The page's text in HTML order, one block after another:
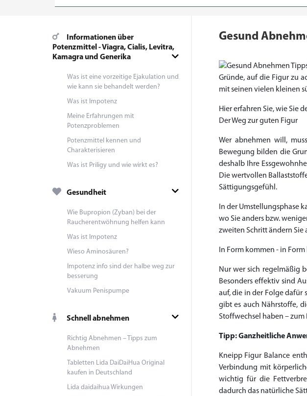
Informationen über
Potenzmittel - Viagra, Cialis, Levitra,
Kamagra und Generika
Was ist eine vorzeitige Ejakulation und
wie kann sie behandelt werden?
Was ist Impotenz
Meine Erfahrungen mit
Potenzproblemen
Potenzmittel kennen und
Charakterisieren
Was ist Priligy und wie wirkt es?
Gesundheit
Wie Bupropion (Zyban) bei der
Raucherentwöhnung helfen kann
Was ist Impotenz
Wieso Aminosäuren?
Impotenz info sind der halbe weg zur
besserung
Vakuum Penispumpe
Schnell abnehmen
Richtig Abnehmen – Tipps zum
Abnehmen
Tabletten Lida DaiDaiHua Original
kaufen in Deutschland
Lida daidaihua Wirkungen
Gesund
Gründe, auf die Figur zu
mit seinen vielen kleinen
Hier erfahren Sie, wie Sie
Der Weg zur guten Figur
Wer abnehmen will,
Bewegung bilden die
deshalb Ihre
Die wertvollen
Sättigungsgefühl.
In der Umstellungsphase
wo Sie anders bzw.
zweiten Schritt ändern Sie
In Form kommen - in
Nur wer sich regelmäßig
Besonders effektiv sind
auf, die in der Folge dafür
gibt es auch Nährstoffe,
Stoffwechsel haben –
Tipp: Ganzheitliche
Kneipp Figur Balance
Verbindung mit
wichtig für die
dadurch das natürliche